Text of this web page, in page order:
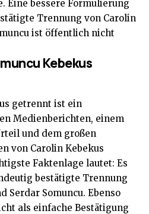
Eine bessere Formulierung
Trennung von Carolin
ist öffentlich nicht
Kebekus
getrennt ist ein
Medienberichten, einem
und dem großen
von Carolin Kebekus
Faktenlage lautet: Es
bestätigte Trennung
Serdar Somuncu. Ebenso
als einfache Bestätigung